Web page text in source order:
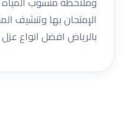
الإمتحان بها وتنشيف
بالرياض افضل انواع